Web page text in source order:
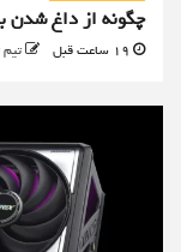
چگونه از داغ شدن
تیم